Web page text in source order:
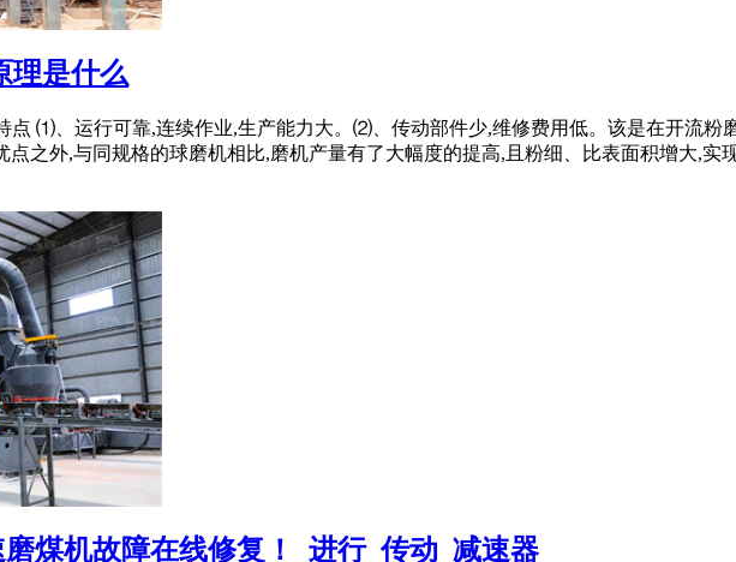
理是什么
点 ⑴、运行可靠,连续作业,生产能力大。⑵、传动部件少,维修费用低。该是在开流粉
点之外,与同规格的球磨机相比,磨机产量有了大幅度的提高,且粉细、比表面积增大,实
煤机故障在线修复！_进行_传动_减速器